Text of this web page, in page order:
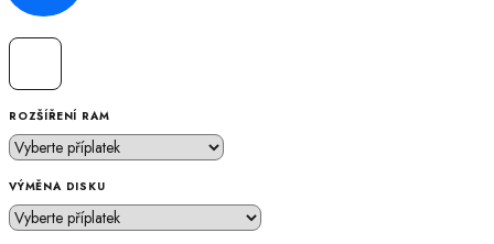
ROZŠÍŘENÍ RAM
VÝMĚNA DISKU